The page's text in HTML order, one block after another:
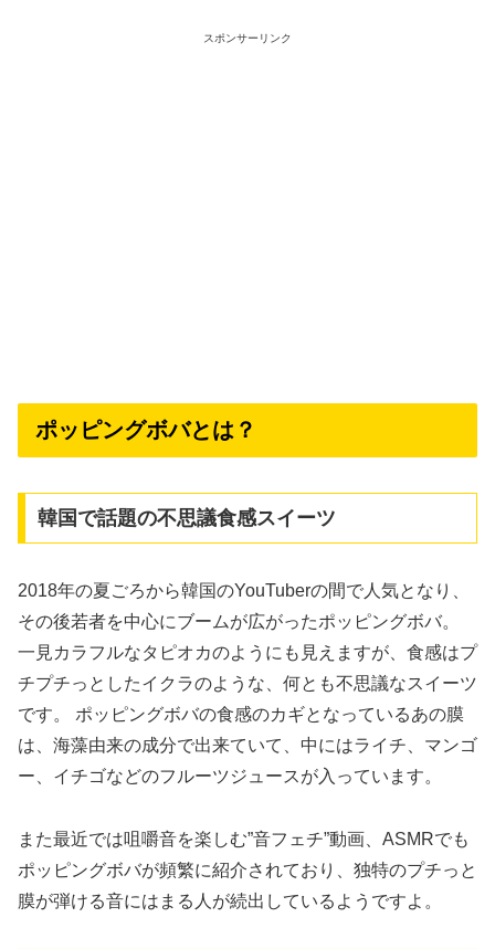
スポンサーリンク
ポッピングボバとは？
韓国で話題の不思議食感スイーツ
2018年の夏ごろから韓国のYouTuberの間で人気となり、
その後若者を中心にブームが広がったポッピングボバ。
一見カラフルなタピオカのようにも見えますが、食感はプ
チプチっとしたイクラのような、何とも不思議なスイーツ
です。 ポッピングボバの食感のカギとなっているあの膜
は、海藻由来の成分で出来ていて、中にはライチ、マンゴ
ー、イチゴなどのフルーツジュースが入っています。
また最近では咀嚼音を楽しむ”音フェチ”動画、ASMRでも
ポッピングボバが頻繁に紹介されており、独特のプチっと
膜が弾ける音にはまる人が続出しているようですよ。